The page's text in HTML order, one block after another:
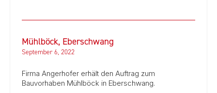
Mühlböck, Eberschwang
September 6, 2022
Firma Angerhofer erhält den Auftrag zum
Bauvorhaben Mühlböck in Eberschwang.